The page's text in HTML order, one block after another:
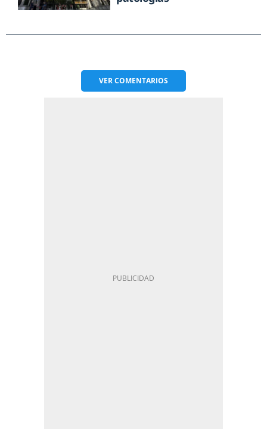
VERCOMENTARIOS